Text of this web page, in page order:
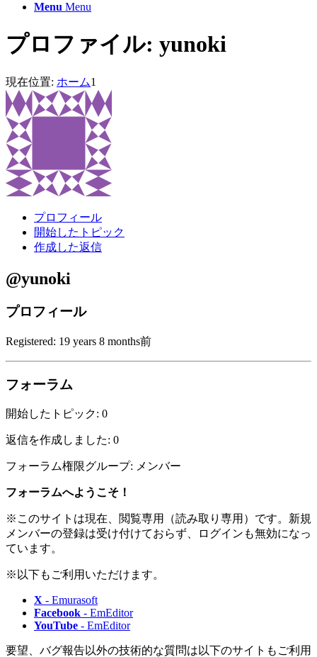
Menu Menu
プロファイル: yunoki
現在位置: ホーム1
プロフィール
開始したトピック
作成した返信
@yunoki
プロフィール
Registered: 19 years 8 months前
フォーラム
開始したトピック: 0
返信を作成しました: 0
フォーラム権限グループ: メンバー
フォーラムへようこそ！
※このサイトは現在、閲覧専用（読み取り専用）です。新規
メンバーの登録は受け付けておらず、ログインも無効になっ
ています。
※以下もご利用いただけます。
X - Emurasoft
Facebook - EmEditor
YouTube - EmEditor
要望、バグ報告以外の技術的な質問は以下のサイトもご利用